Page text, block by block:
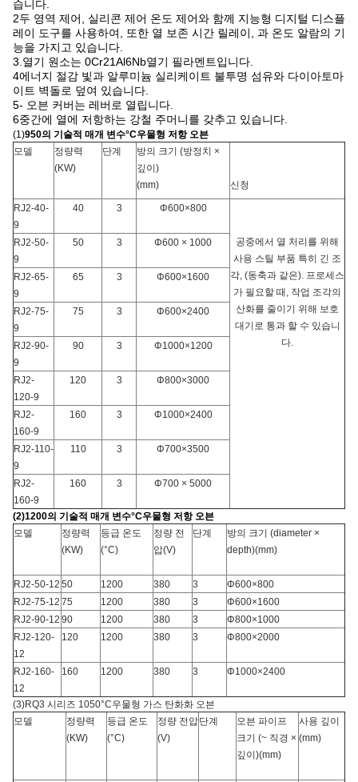
습니다.
2두 영역 제어, 실리콘 제어 온도 제어와 함께 지능형 디지털 디스플
레이 도구를 사용하여, 또한 열 보존 시간 릴레이, 과 온도 알람의 기
능을 가지고 있습니다.
3.열기 원소는 0Cr21Al6Nb열기 필라멘트입니다.
4에너지 절감 빛과 알루미늄 실리케이트 불투명 섬유와 다이아토마
이트 벽돌로 덮여 있습니다.
5- 오븐 커버는 레버로 열립니다.
6중간에 열에 저항하는 강철 주머니를 갖추고 있습니다.
(1)950의 기술적 매개 변수°C우물형 저항 오븐
모델
정량력
(KW)
단계
방의 크기 (방정치 ×
깊이)
(mm)
신청
RJ2-40-
9
40 3 Φ600×800
공중에서 열 처리를 위해
사용 스틸 부품 특히 긴 조
각, (동축과 같은). 프로세스
가 필요할 때, 작업 조각의
산화를 줄이기 위해 보호
대기로 통과 할 수 있습니
다.
RJ2-50-
9
50 3 Φ600 × 1000
RJ2-65-
9
65 3 Φ600×1600
RJ2-75-
9
75 3 Φ600×2400
RJ2-90-
9
90 3 Φ1000×1200
RJ2-
120-9
120 3 Φ800×3000
RJ2-
160-9
160 3 Φ1000×2400
RJ2-110-
9
110 3 Φ700×3500
RJ2-
160-9
160 3 Φ700 × 5000
(2)1200의 기술적 매개 변수°C우물형 저항 오븐
모델
정량력
(KW)
등급 온도
(°C)
정량 전
압(V)
단계
방의 크기 (diameter ×
depth)(mm)
RJ2-50-12 50 1200 380 3
Φ600×800
RJ2-75-12 75 1200 380 3
Φ600×1600
RJ2-90-12 90 1200 380 3
Φ800×1000
RJ2-120-
12
120 1200 380 3 Φ800×2000
RJ2-160-
12
160 1200 380 3 Φ1000×2400
(3)RQ3 시리즈 1050°C우물형 가스 탄화화 오븐
모델
정량력
(KW)
등급 온도
(°C)
정량 전압
(V)
단계
오븐 파이프
크기 (~ 직경 ×
깊이)(mm)
사용 깊이
(mm)